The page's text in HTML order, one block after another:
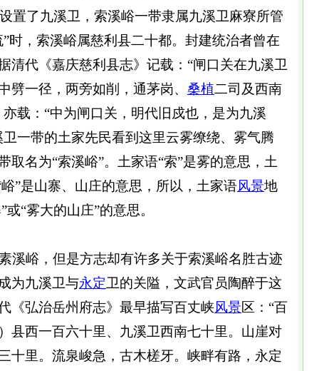
置了九溪卫，索溪峪一带隶属九溪卫麻寮所管
时，索溪峪属慈利县二十都。封建统治者曾在
清代《嘉庆慈利县志》记载：“闸口关在九溪卫
劈一径，两旁如削，通茅岗、 桑植二司及西南
载：“中为闸口关，明代旧戍也，是为九溪
一带的土家先民看到这里云雾缭绕、雾气腾
取名为“索溪峪”。土家语“索”是雾的意思，土
”是山寨、山庄的意思，所以，土家语风景地
“雾大的山庄”的意思。
峪，但是方志却有许多关于索溪峪名胜古迹
为九溪卫与永定卫的关隘，文武官员陶醉于这
《弘治岳州府志》最早描写百丈峡风景区：“百
县西一百六十里、九溪卫西南七十里。山崖对
十里。流泉峻急，古木槎牙。峡畔有路，永定